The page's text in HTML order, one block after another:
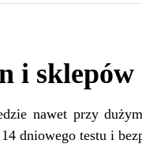
i sklepów
nawet przy
dniowego testu i